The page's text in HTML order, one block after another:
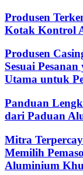
Produsen
Kotak Kontrol
Produsen
Sesuai
Utama untuk
Panduan
dari Paduan
Mitra
Memilih
Aluminium